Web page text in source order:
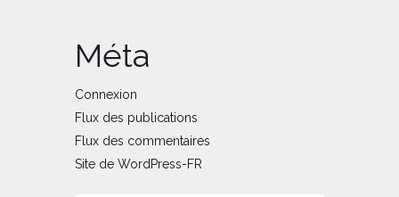
Méta
Connexion
Flux des publications
Flux des commentaires
Site de WordPress-FR